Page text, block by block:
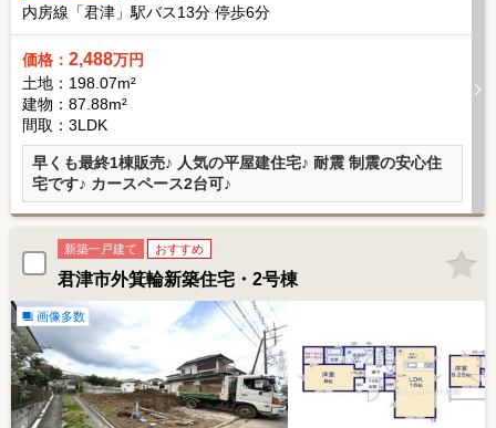
内房線「君津」駅バス13分 停歩6分
価格： 2,488万円
土地：198.07m²
建物：87.88m²
間取：3LDK
早くも最終1棟販売♪ 人気の平屋建住宅♪ 耐震 制震の安心住
宅です♪ カースペース2台可♪
新築一戸建て おすすめ
君津市外箕輪新築住宅・2号棟
画像多数